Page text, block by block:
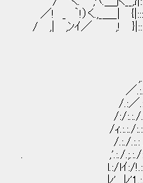
／! _ ｀!）く
/ ,| ,ﾝｲ／ ,!
- ――
／
/.:／
/:/:.:./.:.:.:.／
/ｨ.:.:./:.:.:./.:.:/
/.:./.:.: /.:.:/.:,ｲ:./
. ,'.:./.;.:./:.::./メ､lｲ
l.:/lｲ:/!.: ＝=z
ﾚ' ﾚ'1.:.:;ｲ/￣ !:/